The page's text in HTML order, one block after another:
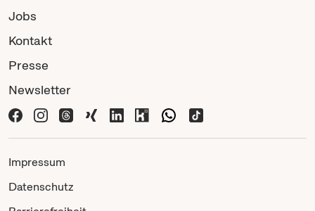
Jobs
Kontakt
Presse
Newsletter
Impressum
Datenschutz